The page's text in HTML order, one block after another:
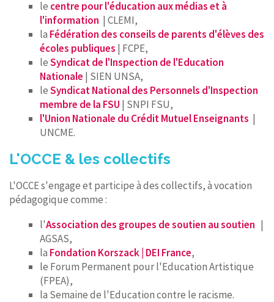
le centre pour l'éducation aux médias et à
l'information | CLEMI,
la Fédération des conseils de parents d'élèves des
écoles publiques | FCPE,
leSyndicat de l'Inspection de l'Education
Nationale | SIEN UNSA,
leSyndicat National des Personnels d'Inspection
membre de la FSU | SNPI FSU,
l'Union Nationale du Crédit Mutuel Enseignants |
UNCME.
L'OCCE & les collectifs
L'OCCE s'engage et participe à des collectifs, à vocation
pédagogique comme :
l'Association des groupes de soutien au soutien |
AGSAS,
la Fondation Korszack | DEI France,
le Forum Permanent pour l'Education Artistique
(FPEA),
la Semaine de l'Education contre le racisme.